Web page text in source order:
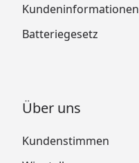
Kundeninformationen
Batteriegesetz
Über uns
Kundenstimmen